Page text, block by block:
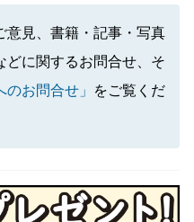
意見、書籍・記事・写真
どに関するお問合せ、そ
のお問合せ」
をご覧くだ